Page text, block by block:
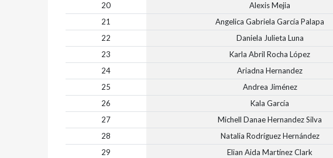
20
Alexis Mejia
21
Angelica Gabriela García Palapa
22
Daniela Julieta Luna
23
Karla Abril Rocha López
24
Ariadna Hernandez
25
Andrea Jiménez
26
Kala García
27
Michell Danae Hernandez Silva
28
Natalia Rodríguez Hernández
29
Elian Aida Martínez Clark